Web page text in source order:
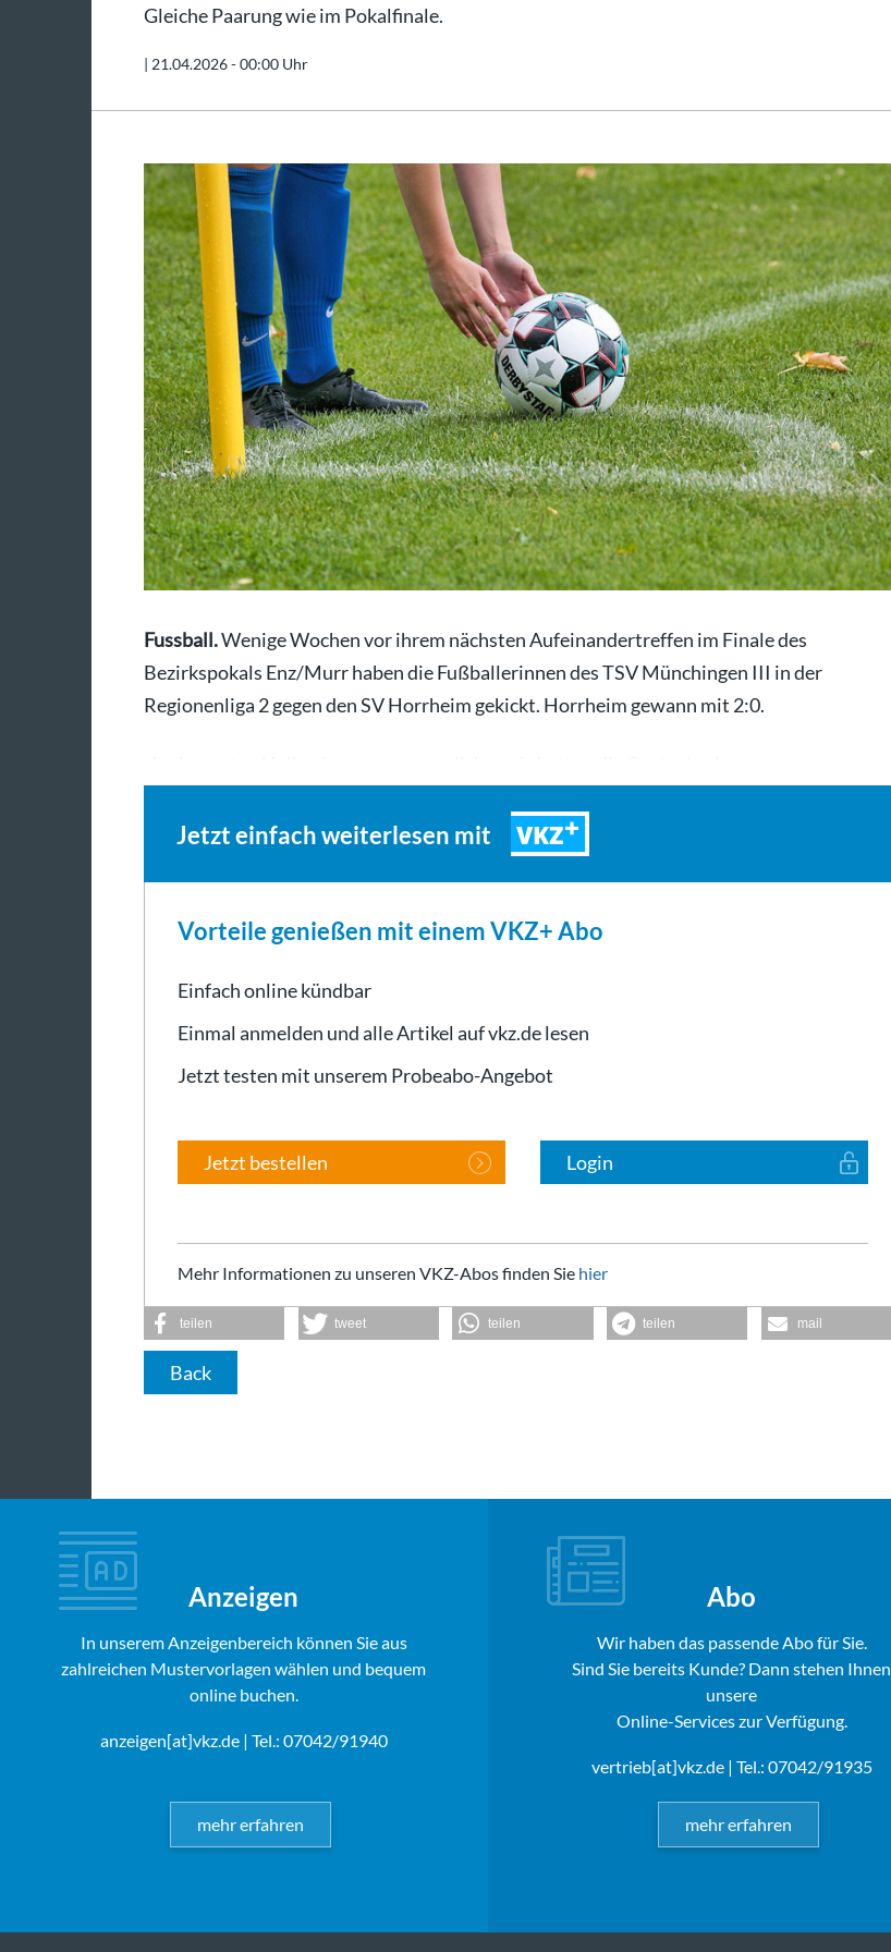
Gleiche Paarung wie im Pokalfinale.
| 21.04.2026 - 00:00 Uhr
Fussball.Wenige Wochen vor ihrem nächsten Aufeinandertreffen im Finale des
Bezirkspokals Enz/Murr haben die Fußballerinnen des TSV Münchingen III in der
Regionenliga 2 gegen den SV Horrheim gekickt. Horrheim gewann mit 2:0.
Jetzt einfach weiterlesen mit VKZ
Vorteile genießen mit einem VKZ+ Abo
Einfach online kündbar
Einmal anmelden und alle Artikel auf vkz.de lesen
Jetzt testen mit unserem Probeabo-Angebot
Jetzt bestellen Login
Mehr Informationen zu unseren VKZ-Abos finden Sie hier
teilen tweet teilen teilen mail
Back
Anzeigen
In unserem Anzeigenbereich können Sie aus
zahlreichen Mustervorlagen wählen und bequem
online buchen.
anzeigen[at]vkz.de| Tel.: 07042/91940
mehr erfahren
Abo
Wir haben das passende Abo für Sie.
Sind Sie bereits Kunde? Dann stehen Ihnen
unsere
Online-Services zur Verfügung.
vertrieb[at]vkz.de| Tel.: 07042/91935
mehr erfahren